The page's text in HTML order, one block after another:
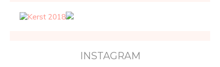
INSTAGRAM